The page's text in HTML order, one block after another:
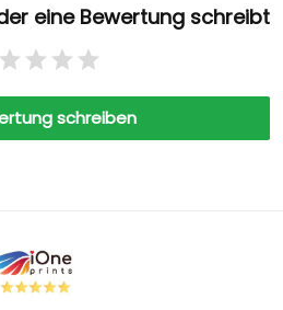
eine Bewertung schreibt
schreiben